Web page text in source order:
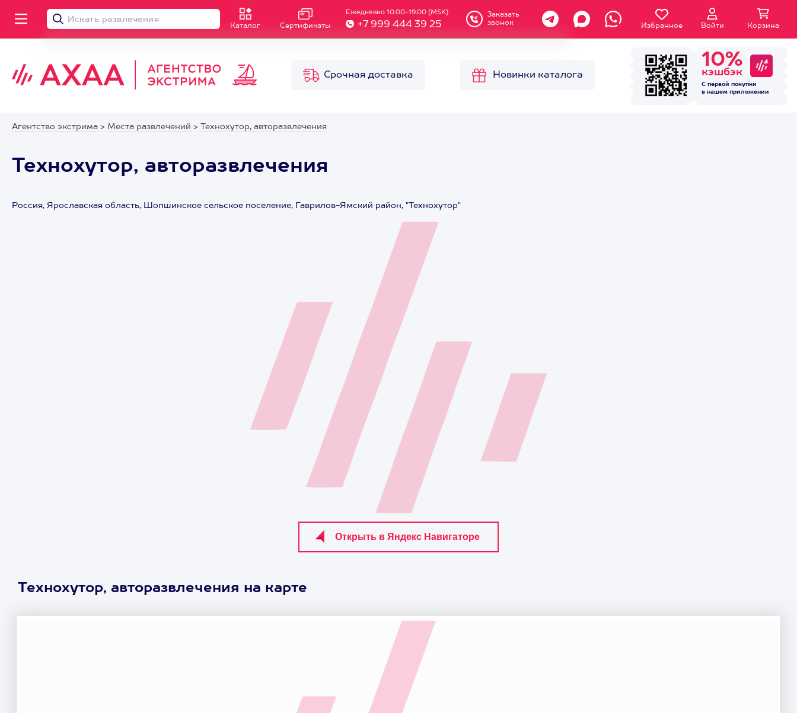
Каталог Сертификаты
Ежедневно 10.00-19.00 (MSK)
+7 999 444 39 25
Заказать
звонок
Избранное Войти Корзина
Срочная доставка Новинки каталога
10%
кэшбэк
С первой покупки
в нашем приложении
Агентство экстрима > Места развлечений > Технохутор, авторазвлечения
Технохутор, авторазвлечения
Россия, Ярославская область, Шопшинское сельское поселение, Гаврилов-Ямский район, "Технохутор"
Технохутор, авторазвлечения на карте